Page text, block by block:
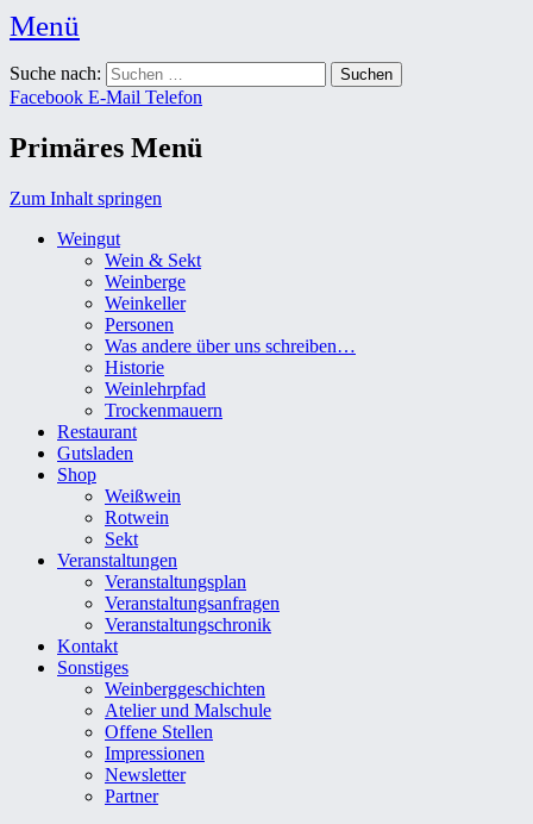
Menü
Weingut Karl Friedrich Aust
Das Weingut im Herzen der Radebeuler Oberlößnitz
Suche nach:
Facebook E-Mail Telefon
Primäres Menü
Zum Inhalt springen
Weingut
Wein & Sekt
Weinberge
Weinkeller
Personen
Was andere über uns schreiben…
Historie
Weinlehrpfad
Trockenmauern
Restaurant
Gutsladen
Shop
Weißwein
Rotwein
Sekt
Veranstaltungen
Veranstaltungsplan
Veranstaltungsanfragen
Veranstaltungschronik
Kontakt
Sonstiges
Weinberggeschichten
Atelier und Malschule
Offene Stellen
Impressionen
Newsletter
Partner